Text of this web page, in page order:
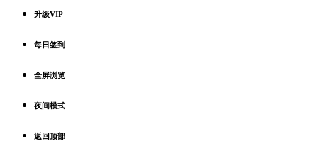
升级VIP
每日签到
全屏浏览
夜间模式
返回顶部